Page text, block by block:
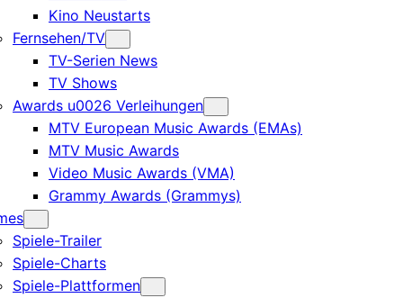
Kino Neustarts
Fernsehen/TV
TV-Serien News
TV Shows
Awards u0026 Verleihungen
MTV European Music Awards (EMAs)
MTV Music Awards
Video Music Awards (VMA)
Grammy Awards (Grammys)
Spiele-Trailer
Spiele-Charts
Spiele-Plattformen